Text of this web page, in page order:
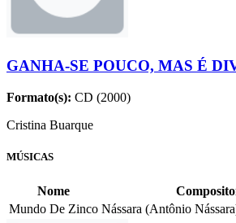
GANHA-SE POUCO, MAS É
Formato(s): CD (2000)
Cristina Buarque
MÚSICAS
Nome
Mundo De Zinco Nássara (Antônio